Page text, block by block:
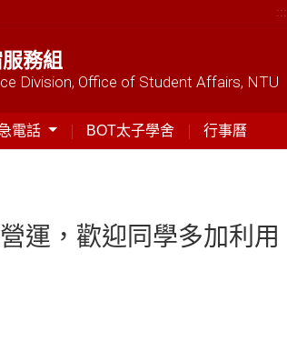
:::
務組
Division, Office of Student Affairs, NTU
電話 BOT太子學舍 行事曆
運，歡迎同學多加利用